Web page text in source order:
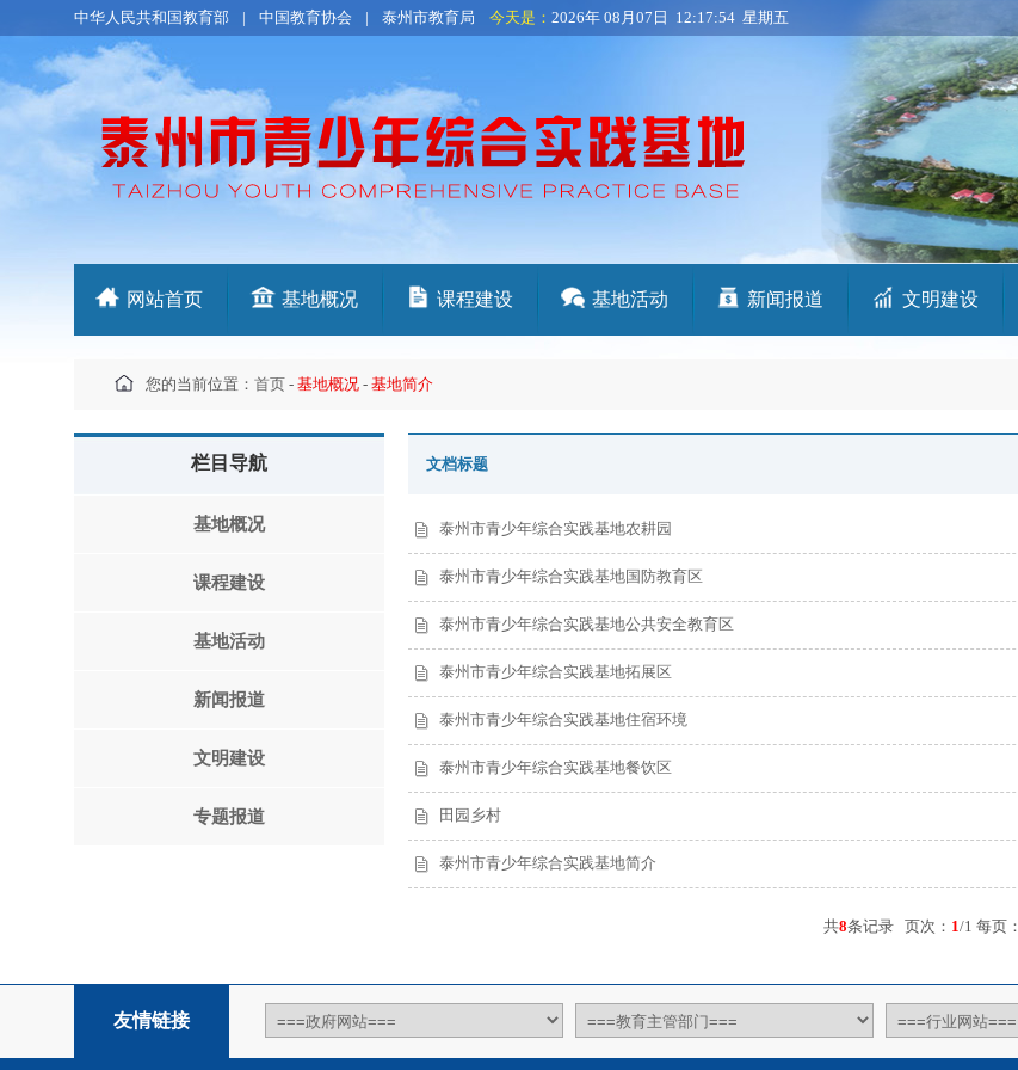
中华人民共和国教育部 | 中国教育协会 | 泰州市教育局 今天是： 2026年 08月07日 12:17:54 星期五
网站首页 基地概况 课程建设 基地活动 新闻报道 文明建设
您的当前位置： 首页 - 基地概况 - 基地简介
栏目导航
基地概况
课程建设
基地活动
新闻报道
文明建设
专题报道
文档标题
泰州市青少年综合实践基地农耕园
泰州市青少年综合实践基地国防教育区
泰州市青少年综合实践基地公共安全教育区
泰州市青少年综合实践基地拓展区
泰州市青少年综合实践基地住宿环境
泰州市青少年综合实践基地餐饮区
田园乡村
泰州市青少年综合实践基地简介
共8条记录 页次： 1/1 每页：
友情链接